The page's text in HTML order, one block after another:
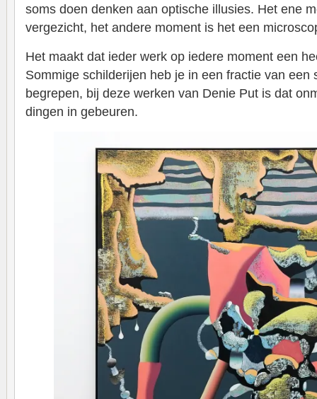
soms doen denken aan optische illusies. Het ene
vergezicht, het andere moment is het een
Het maakt dat ieder werk op iedere moment een
Sommige schilderijen heb je in een fractie van een
begrepen, bij deze werken van Denie Put is dat
dingen in gebeuren.